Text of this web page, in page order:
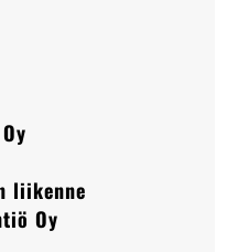
liikenne
Oy